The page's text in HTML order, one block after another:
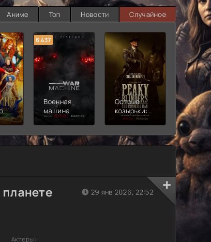
Аниме Топ Новости Случайное
6.437
Военная
машина
Острые
козырьки:
Бессмертный
7.187
2
29 янв 2026, 22:52
Актеры: